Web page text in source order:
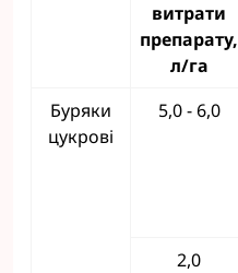
витрати
препарату,
л/га
Буряки
цукрові
5,0 - 6,0
2,0